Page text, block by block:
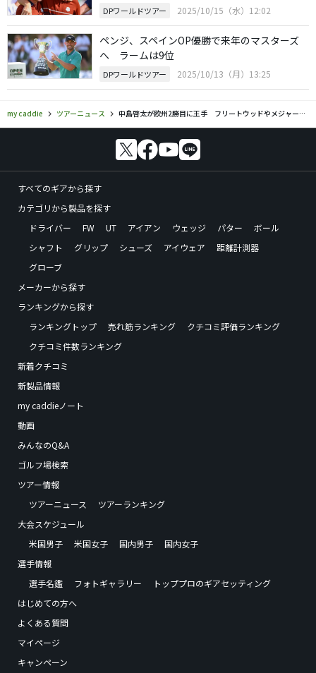
DPワールドツアー 2025/10/15（水）12:02
ペンジ、スペインOP優勝で来年のマスターズ
へ ラームは9位
DPワールドツアー 2025/10/13（月）13:25
my caddie ツアーニュース 中島啓太が欧州2勝目に王手 フリートウッドやメジャー覇者らから逃げ切れるか
すべてのギアから探す
カテゴリから製品を探す
ドライバー
FW UT アイアン ウェッジ パター
ボール
シャフト
グリップ シューズ アイウェア
距離計測器
グローブ
メーカーから探す
ランキングから探す
ランキングトップ
売れ筋ランキング
クチコミ評価ランキング
クチコミ件数ランキング
新着クチコミ
新製品情報
my caddieノート
動画
みんなのQ&A
ゴルフ場検索
ツアー情報
ツアーニュース
ツアーランキング
大会スケジュール
米国男子
米国女子 国内男子
国内女子
選手情報
選手名鑑
フォトギャラリー
トッププロのギアセッティング
はじめての方へ
よくある質問
マイページ
キャンペーン